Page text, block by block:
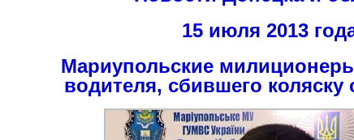
15 июля 2013
Мариупольские
водителя, сбившего коляску